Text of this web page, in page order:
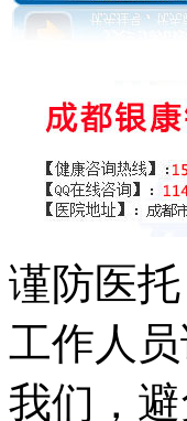
谨防医
工作人
我们，